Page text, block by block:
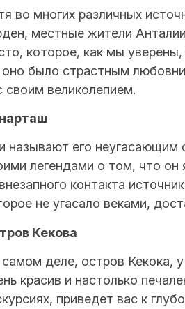
во многих различных
местные жители
которое, как мы
было страстным
своим великолепием.
называют его неугасающим
легендами о том, что он
контакта
не угасало веками,
Кекова
деле, остров Кекока,
красив и настолько
приведет вас к